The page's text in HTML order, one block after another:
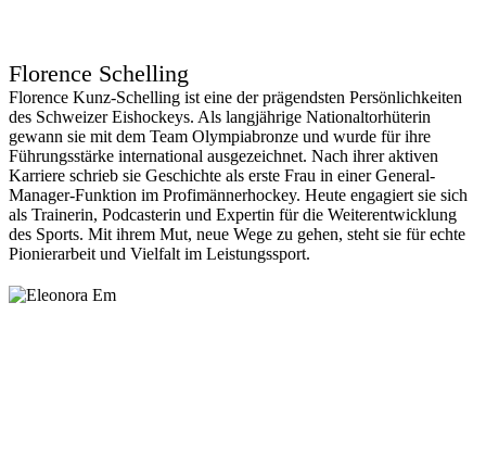
Florence Schelling
Florence Kunz-Schelling ist eine der prägendsten Persönlichkeiten
des Schweizer Eishockeys. Als langjährige Nationaltorhüterin
gewann sie mit dem Team Olympiabronze und wurde für ihre
Führungsstärke international ausgezeichnet. Nach ihrer aktiven
Karriere schrieb sie Geschichte als erste Frau in einer General-
Manager-Funktion im Profimännerhockey. Heute engagiert sie sich
als Trainerin, Podcasterin und Expertin für die Weiterentwicklung
des Sports. Mit ihrem Mut, neue Wege zu gehen, steht sie für echte
Pionierarbeit und Vielfalt im Leistungssport.